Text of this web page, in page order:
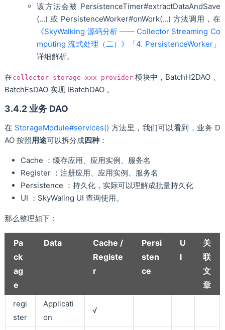
该方法会被 PersistenceTimer#extractDataAndSave
(...) 或 PersistenceWorker#onWork(...) 方法调用，在
《SkyWalking 源码分析 —— Collector Streaming Co
mputing 流式处理（二）》「4. PersistenceWorker」
详细解析。
在 collector-storage-xxx-provider模块中，BatchH2DAO 、
BatchEsDAO 实现 IBatchDAO 。
3.4.2 业务 DAO
在 StorageModule#services() 方法里，我们可以看到，业务 D
AO 按照用途可以拆分成四种 ：
Cache ：缓存应用、应用实例、服务名
Register ：注册应用、应用实例、服务名
Persistence ：持久化，实际可以理解成批量持久化
UI ：SkyWaling UI 查询使用。
那么整理如下：
Pa
ck
ag
e
Data
Cache /
Registe
r
Persi
sten
ce
U
I
关
联
文
章
regi
ster
Applicati
on
√